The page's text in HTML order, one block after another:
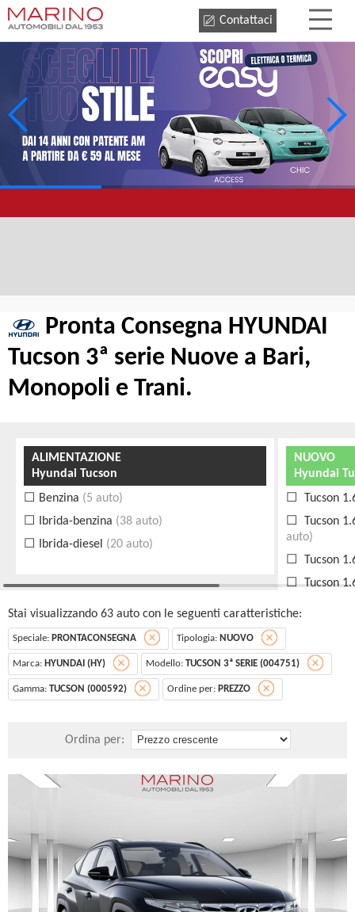
Contattaci
Pronta Consegna HYUNDAI
Tucson 3ª serie Nuove a Bari,
Monopoli e Trani.
ALIMENTAZIONE
Hyundai Tucson
Benzina (5 auto)
Ibrida-benzina (38 auto)
Ibrida-diesel (20 auto)
NUOVO
Hyundai
Tucson
Tucson
auto)
Tucson
Tucson
Tucson
(1 auto)
Stai visualizzando 63 auto con le seguenti caratteristiche:
Speciale: PRONTACONSEGNA Tipologia: NUOVO
Marca: HYUNDAI (HY) Modello: TUCSON 3ª SERIE (004751)
Gamma: TUCSON (000592) Ordine per: PREZZO
Ordina per: